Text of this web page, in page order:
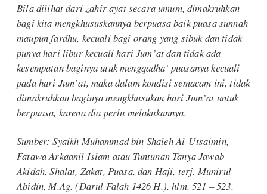
Bila dilihat dari zahir ayat secara umum, dimakruhkan
bagi kita mengkhususkannya berpuasa baik puasa sunnah
maupun fardhu, kecuali bagi orang yang sibuk dan tidak
punya hari libur kecuali hari Jum’at dan tidak ada
kesempatan baginya utuk mengqadha’ puasanya kecuali
pada hari Jum’at, maka dalam kondisi semacam ini, tidak
dimakruhkan baginya mengkhusukan hari Jum’at untuk
berpuasa, karena dia perlu melakukannya.
Sumber: Syaikh Muhammad bin Shaleh Al-Utsaimin,
Fatawa Arkaanil Islam atau Tuntunan Tanya Jawab
Akidah, Shalat, Zakat, Puasa, dan Haji, terj. Munirul
Abidin, M.Ag. (Darul Falah 1426 H.), hlm. 521 – 523.